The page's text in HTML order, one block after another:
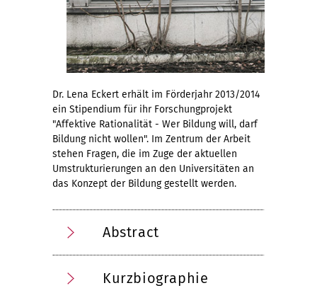
Dr. Lena Eckert erhält im Förderjahr 2013/2014
ein Stipendium für ihr Forschungprojekt
"Affektive Rationalität - Wer Bildung will, darf
Bildung nicht wollen". Im Zentrum der Arbeit
stehen Fragen, die im Zuge der aktuellen
Umstrukturierungen an den Universitäten an
das Konzept der Bildung gestellt werden.
Abstract
Kurzbiographie